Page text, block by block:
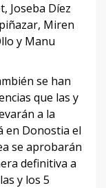
Joseba Díez
Miren
y Manu
se han
que las y
a la
en Donostia el
se aprobarán
definitiva a
y los 5